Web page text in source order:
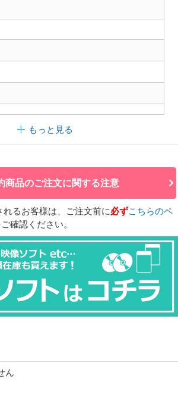
もっと見る
商品のご注文に関する注意
るお客様は、ご注文前に必ずこちらのペ
確認ください。
ん